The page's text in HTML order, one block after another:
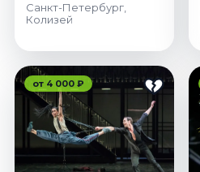
Санкт-Петербург,
Колизей
от 4 000 ₽